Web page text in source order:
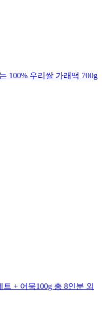
100% 우리쌀 가래떡 700g
+ 어묵100g 총 8인분 외